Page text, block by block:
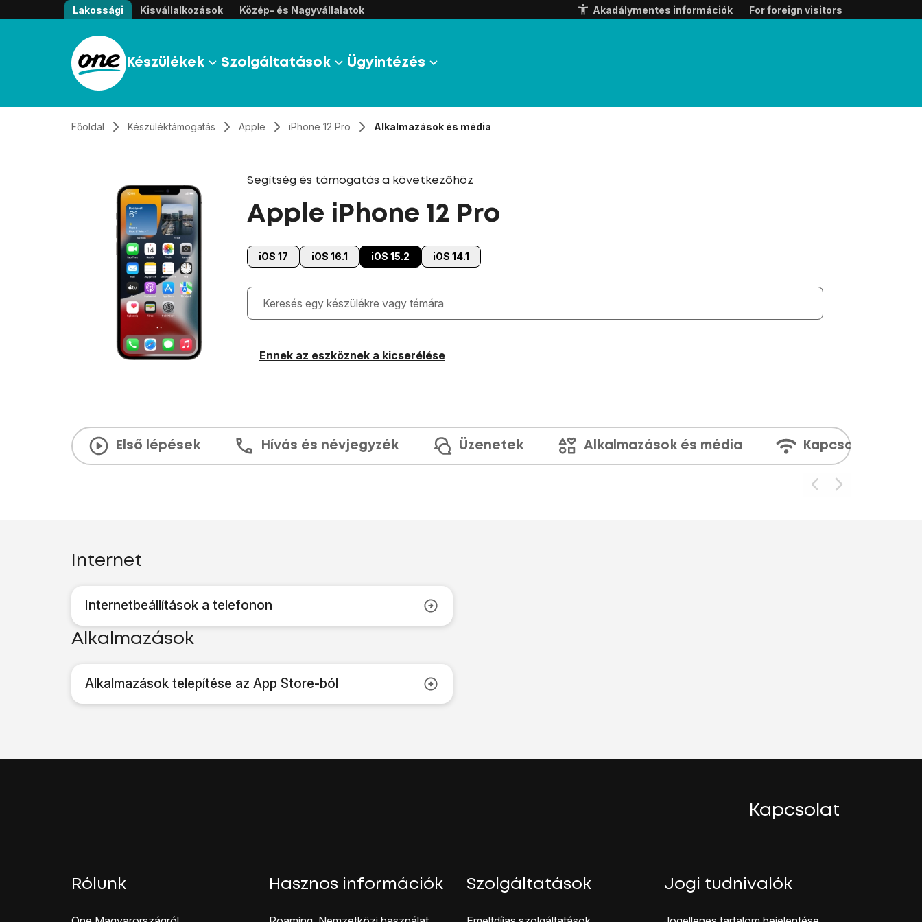
Átugrás, tovább a tartalomhoz
Lakossági Kisvállalkozások Közép- és Nagyvállalatok Akadálymentes információk For foreign visitors
Készülékek Szolgáltatások Ügyintézés
Főoldal Készüléktámogatás Apple iPhone 12 Pro Alkalmazások és média
Segítség és támogatás a következőhöz
Apple iPhone 12 Pro
iOS 17 iOS 16.1 iOS 15.2 iOS 14.1
Gépelés közben megjelennek a keresési javaslatok a mező alatt
Ennek az eszköznek a kicserélése
Első lépések Hívás és névjegyzék Üzenetek Alkalmazások és média Kapcsolatok
Internet
Internetbeállítások a telefonon
Alkalmazások
Alkalmazások telepítése az App Store-ból
Kapcsolat
Rólunk Hasznos információk Szolgáltatások Jogi tudnivalók